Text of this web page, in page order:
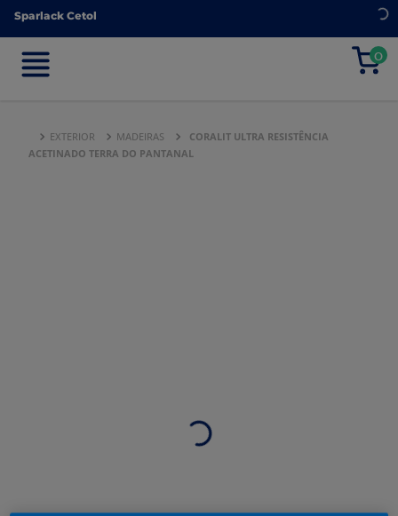
Sparlack Cetol
0
Sparlack Cetol
0
EXTERIOR MADEIRAS
CORALIT ULTRA RESISTÊNCIA
ACETINADO TERRA DO PANTANAL